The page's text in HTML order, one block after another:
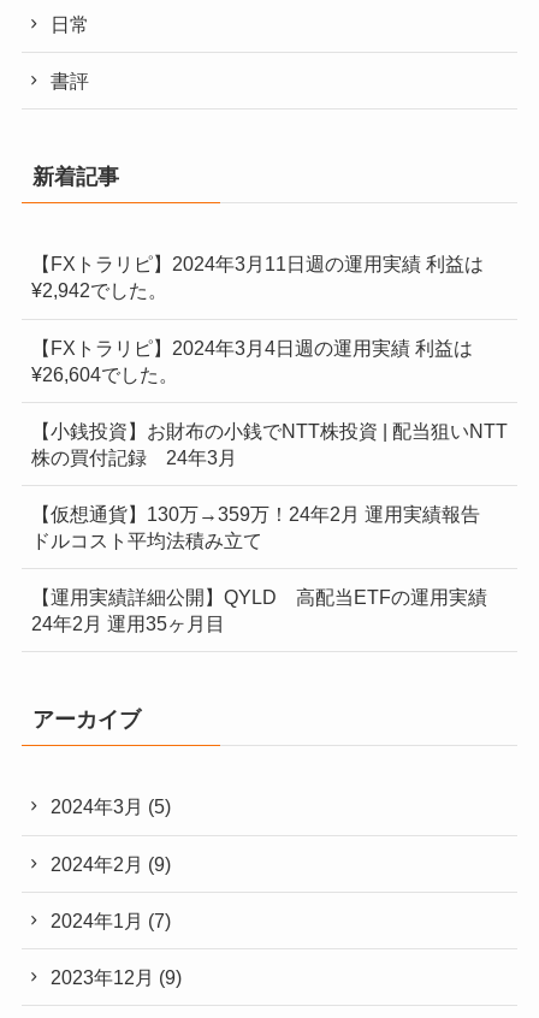
日常
書評
新着記事
【FXトラリピ】2024年3月11日週の運用実績 利益は
¥2,942でした。
【FXトラリピ】2024年3月4日週の運用実績 利益は
¥26,604でした。
【小銭投資】お財布の小銭でNTT株投資 | 配当狙いNTT
株の買付記録 24年3月
【仮想通貨】130万→359万！24年2月 運用実績報告
ドルコスト平均法積み立て
【運用実績詳細公開】QYLD 高配当ETFの運用実績
24年2月 運用35ヶ月目
アーカイブ
2024年3月 (5)
2024年2月 (9)
2024年1月 (7)
2023年12月 (9)